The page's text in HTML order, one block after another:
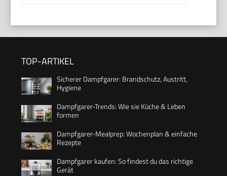
TOP-ARTIKEL
Sicherer Dampfgarer: Brandschutz, Austritt,
Hygiene
Dampfgarer-Trends: Wie sie Küche & Leben
formen
Dampfgarer-Mealprep: Wochenplan & einfache
Rezepte
Dampfgarer kaufen: So findest du das richtige
Gerät